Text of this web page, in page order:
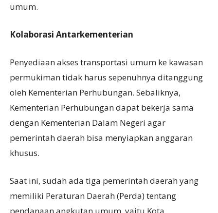
umum.
Kolaborasi Antarkementerian
Penyediaan akses transportasi umum ke kawasan
permukiman tidak harus sepenuhnya ditanggung
oleh Kementerian Perhubungan. Sebaliknya,
Kementerian Perhubungan dapat bekerja sama
dengan Kementerian Dalam Negeri agar
pemerintah daerah bisa menyiapkan anggaran
khusus.
Saat ini, sudah ada tiga pemerintah daerah yang
memiliki Peraturan Daerah (Perda) tentang
pendanaan angkutan umum, yaitu Kota